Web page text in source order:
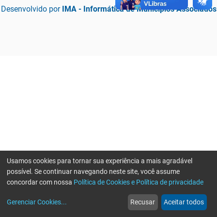
Desenvolvido por IMA - Informática de Municípios Associados
web
Notícias
more_horiz
Mais
Usamos cookies para tornar sua experiência a mais agradável
possível. Se continuar navegando neste site, você assume
concordar com nossa Política de Cookies e Política de privacidade
Gerenciar Cookies... Recusar Aceitar todos
Erro ao enviar informações, por favor tente novamente